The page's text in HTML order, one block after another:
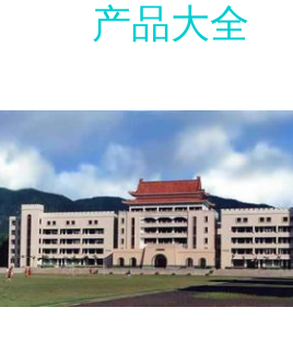
产品大全